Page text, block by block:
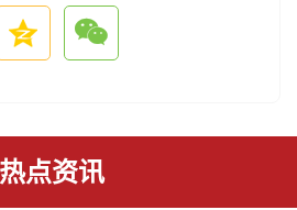
热点资讯